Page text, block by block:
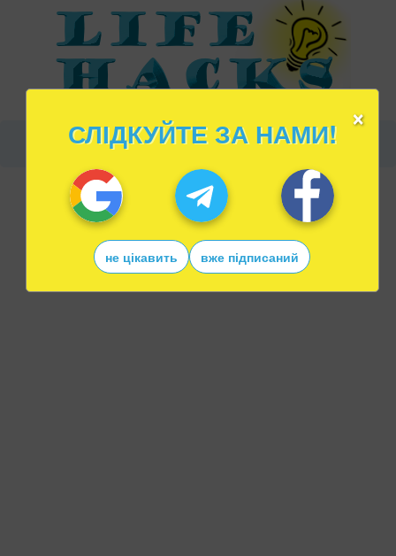
×
СЛІДКУЙТЕ ЗА НАМИ!
не цікавить вже підписаний